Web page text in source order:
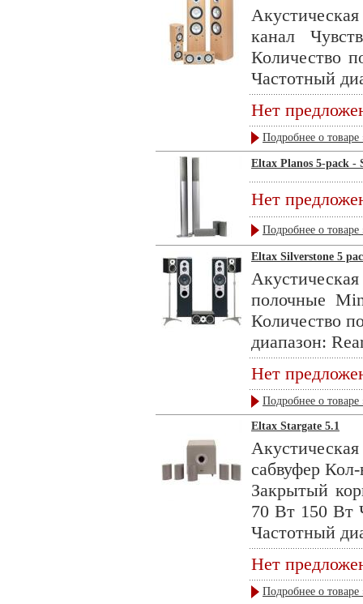
канал
Количество
Частотный
Нет
Подробнее о товаре
Eltax Planos 5-pack -
Нет
Подробнее о товаре
Eltax Silverstone 5
полочные
Количество
диапазон:
Нет
Подробнее о товаре
Eltax Stargate 5.1
сабвуфер
Закрытый
70 Вт 150 Вт
Частотный
Нет
Подробнее о товаре